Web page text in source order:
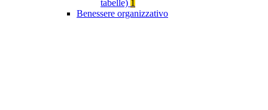
tabelle) 1
Benessere organizzativo